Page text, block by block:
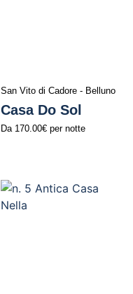
San Vito di Cadore - Belluno
Casa Do Sol
Da 170.00€per notte